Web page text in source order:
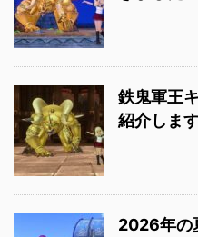
鉄鬼軍王
紹介しま
2026年の